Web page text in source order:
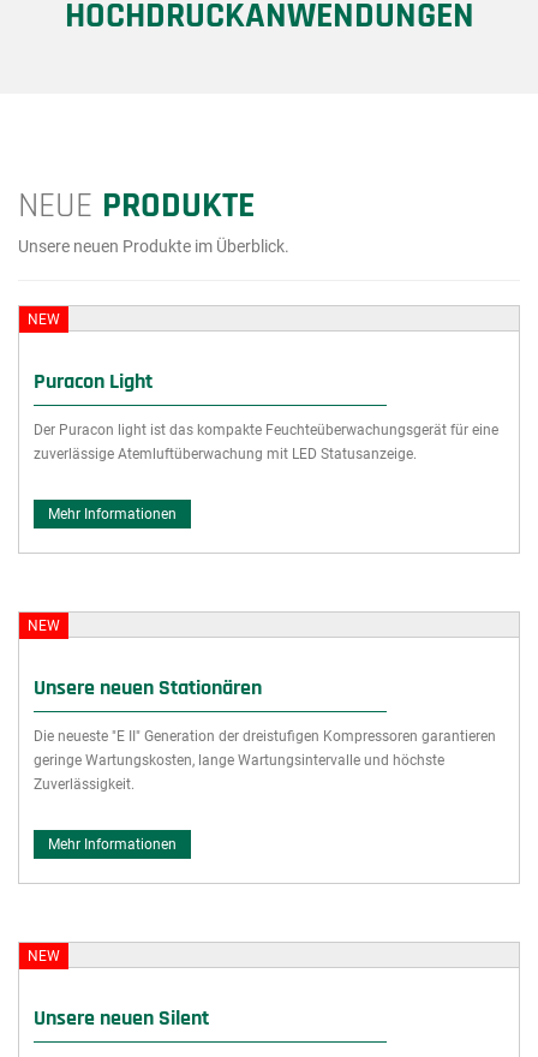
HOCHDRUCKANWENDUNGEN
NEUE PRODUKTE
Unsere neuen Produkte im Überblick.
NEW
Puracon Light
Der Puracon light ist das kompakte Feuchteüberwachungsgerät für eine
zuverlässige Atemluftüberwachung mit LED Statusanzeige.
Mehr Informationen
NEW
Unsere neuen Stationären
Die neueste "E II" Generation der dreistufigen Kompressoren garantieren
geringe Wartungskosten, lange Wartungsintervalle und höchste
Zuverlässigkeit.
Mehr Informationen
NEW
Unsere neuen Silent